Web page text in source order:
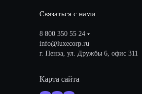
Связаться с нами
8 800 350 55 24
info@luxecorp.ru
г. Пенза, ул. Дружбы 6, офис 311
Карта сайта